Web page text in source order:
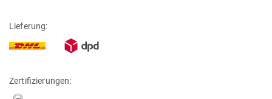
Lieferung:
Zertifizierungen: